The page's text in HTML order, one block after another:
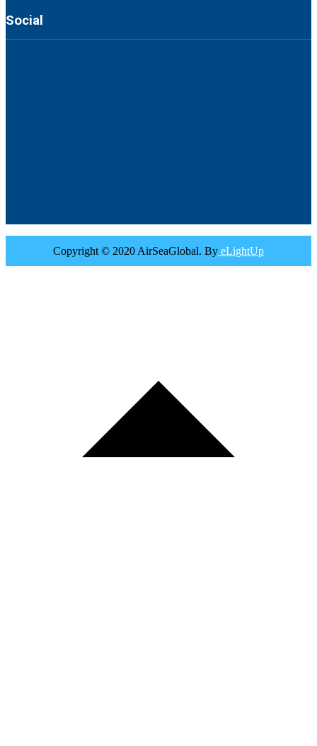
Social
Copyright © 2020 AirSeaGlobal. By eLightUp